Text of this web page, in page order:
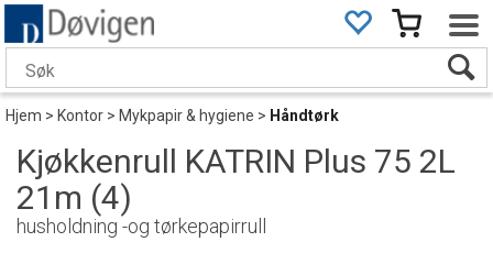
Hjem>Kontor>Mykpapir & hygiene> Håndtørk
Kjøkkenrull KATRIN Plus 75 2L
21m (4)
husholdning -og tørkepapirrull